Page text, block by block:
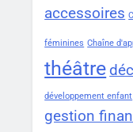
accessoires
féminines Chaîne
théâtre
développement enfant
gestion